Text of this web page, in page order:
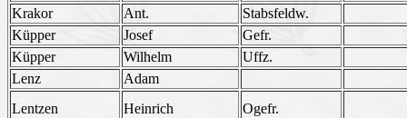
Krakor
Ant.
Stabsfeldw.
Küpper
Josef
Gefr.
Küpper
Wilhelm
Uffz.
Lenz
Adam
Lentzen
Heinrich
Ogefr.